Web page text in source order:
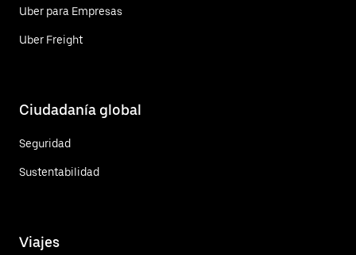
Uber para Empresas
Uber Freight
Ciudadanía global
Seguridad
Sustentabilidad
Viajes